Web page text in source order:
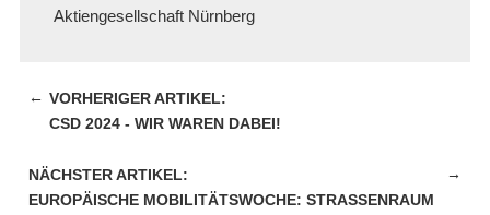
Aktiengesellschaft Nürnberg
←
CSD 2024 - WIR WAREN DABEI!
EUROPÄISCHE MOBILITÄTSWOCHE: STRASSENRAUM G
→